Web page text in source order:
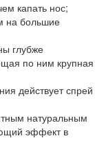
капать нос;
на большие
глубже
по ним крупная
действует спрей
натуральным
эффект в